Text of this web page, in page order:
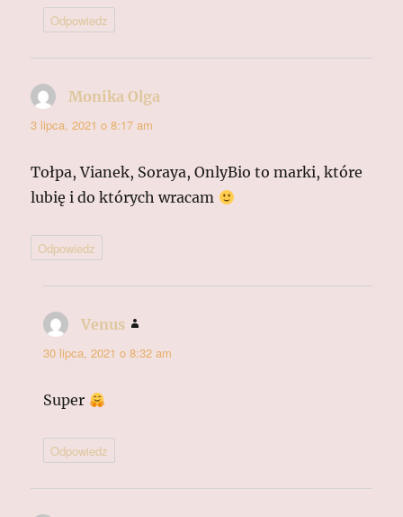
Odpowiedz
Monika Olga
3 lipca, 2021 o 8:17 am
Tołpa, Vianek, Soraya, OnlyBio to marki, które
lubię i do których wracam
Odpowiedz
Venus
30 lipca, 2021 o 8:32 am
Super
Odpowiedz